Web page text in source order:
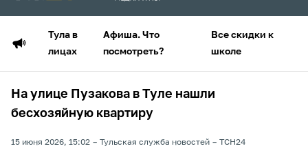
Тула в
лицах
Афиша. Что
посмотреть?
Все скидки к
школе
На улице Пузакова в Туле нашли
бесхозяйную квартиру
15 июня 2026, 15:02 Тульская служба новостей ТСН24